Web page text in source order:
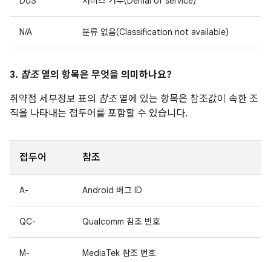
N/A 분류 없음(Classification not available)
3. 참조열의 항목은 무엇을 의미하나요?
취약점 세부정보 표의 참조열에 있는 항목은 참조값이 속한 조
직을 나타내는 접두어를 포함할 수 있습니다.
접두어 참조
A- Android 버그 ID
QC- Qualcomm 참조 번호
M- MediaTek 참조 번호